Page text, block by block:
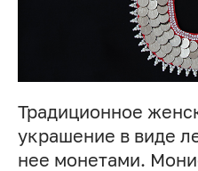
Традиционное
украшение в виде
нее монетами.